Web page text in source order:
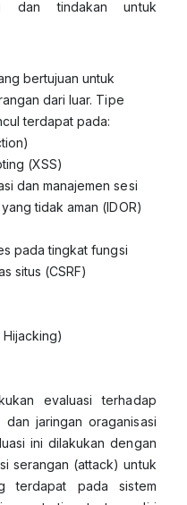
dan tindakan untuk
bertujuan untuk
dari luar. Tipe
terdapat pada:
(XSS)
dan manajemen sesi
tidak aman (IDOR)
pada tingkat fungsi
situs (CSRF)
evaluasi terhadap
jaringan oraganisasi
ini dilakukan dengan
serangan (attack) untuk
terdapat pada sistem